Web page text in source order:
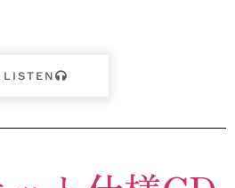
LISTEN